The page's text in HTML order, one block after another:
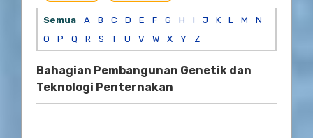
Semua A B C D E F G H I J K L M
N
O
P Q R S T U V W X Y Z
Bahagian Pembangunan Genetik dan
Teknologi Penternakan